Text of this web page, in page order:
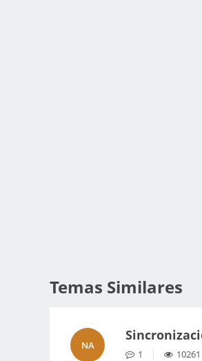
Temas Similares
NA
1 10261